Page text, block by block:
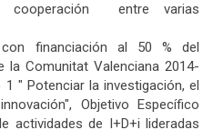
cooperación entre varias
financiación al 50 % del
la Comunitat Valenciana 2014-
" Potenciar la investigación, el
Objetivo Específico
actividades de I+D+i lideradas